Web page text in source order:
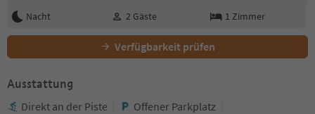
Nacht
2 Gäste 1 Zimmer
Verfügbarkeit prüfen
Ausstattung
Direkt an der Piste
Offener Parkplatz